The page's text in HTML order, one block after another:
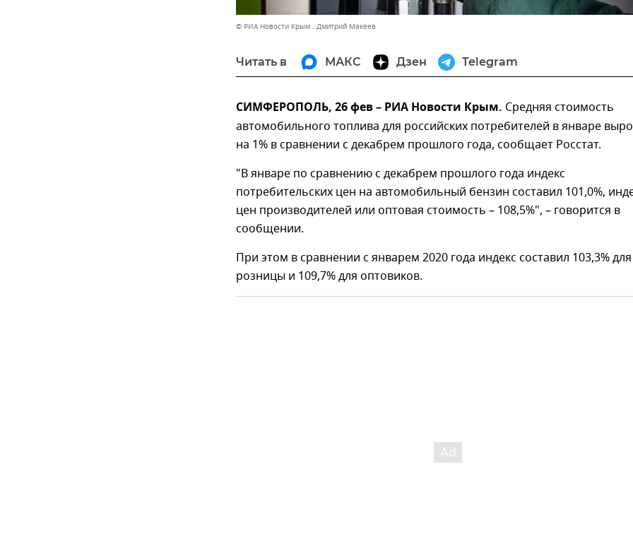
© РИА Новости Крым . Дмитрий Макеев
Читать в МАКС Дзен Telegram
СИМФЕРОПОЛЬ, 26 фев – РИА Новости Крым. Средняя стоимость
автомобильного топлива для российских потребителей в январе
на 1% в сравнении с декабрем прошлого года, сообщает Росстат.
"В январе по сравнению с декабрем прошлого года индекс
потребительских цен на автомобильный бензин составил 101,0%,
цен производителей или оптовая стоимость – 108,5%", – говорится в
сообщении.
При этом в сравнении с январем 2020 года индекс составил 103,3% для
розницы и 109,7% для оптовиков.